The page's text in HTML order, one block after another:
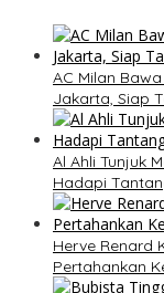
AC Milan
Jakarta, Siap
Al Ahli Tunjuk
Hadapi
Herve Renard
Pertahankan